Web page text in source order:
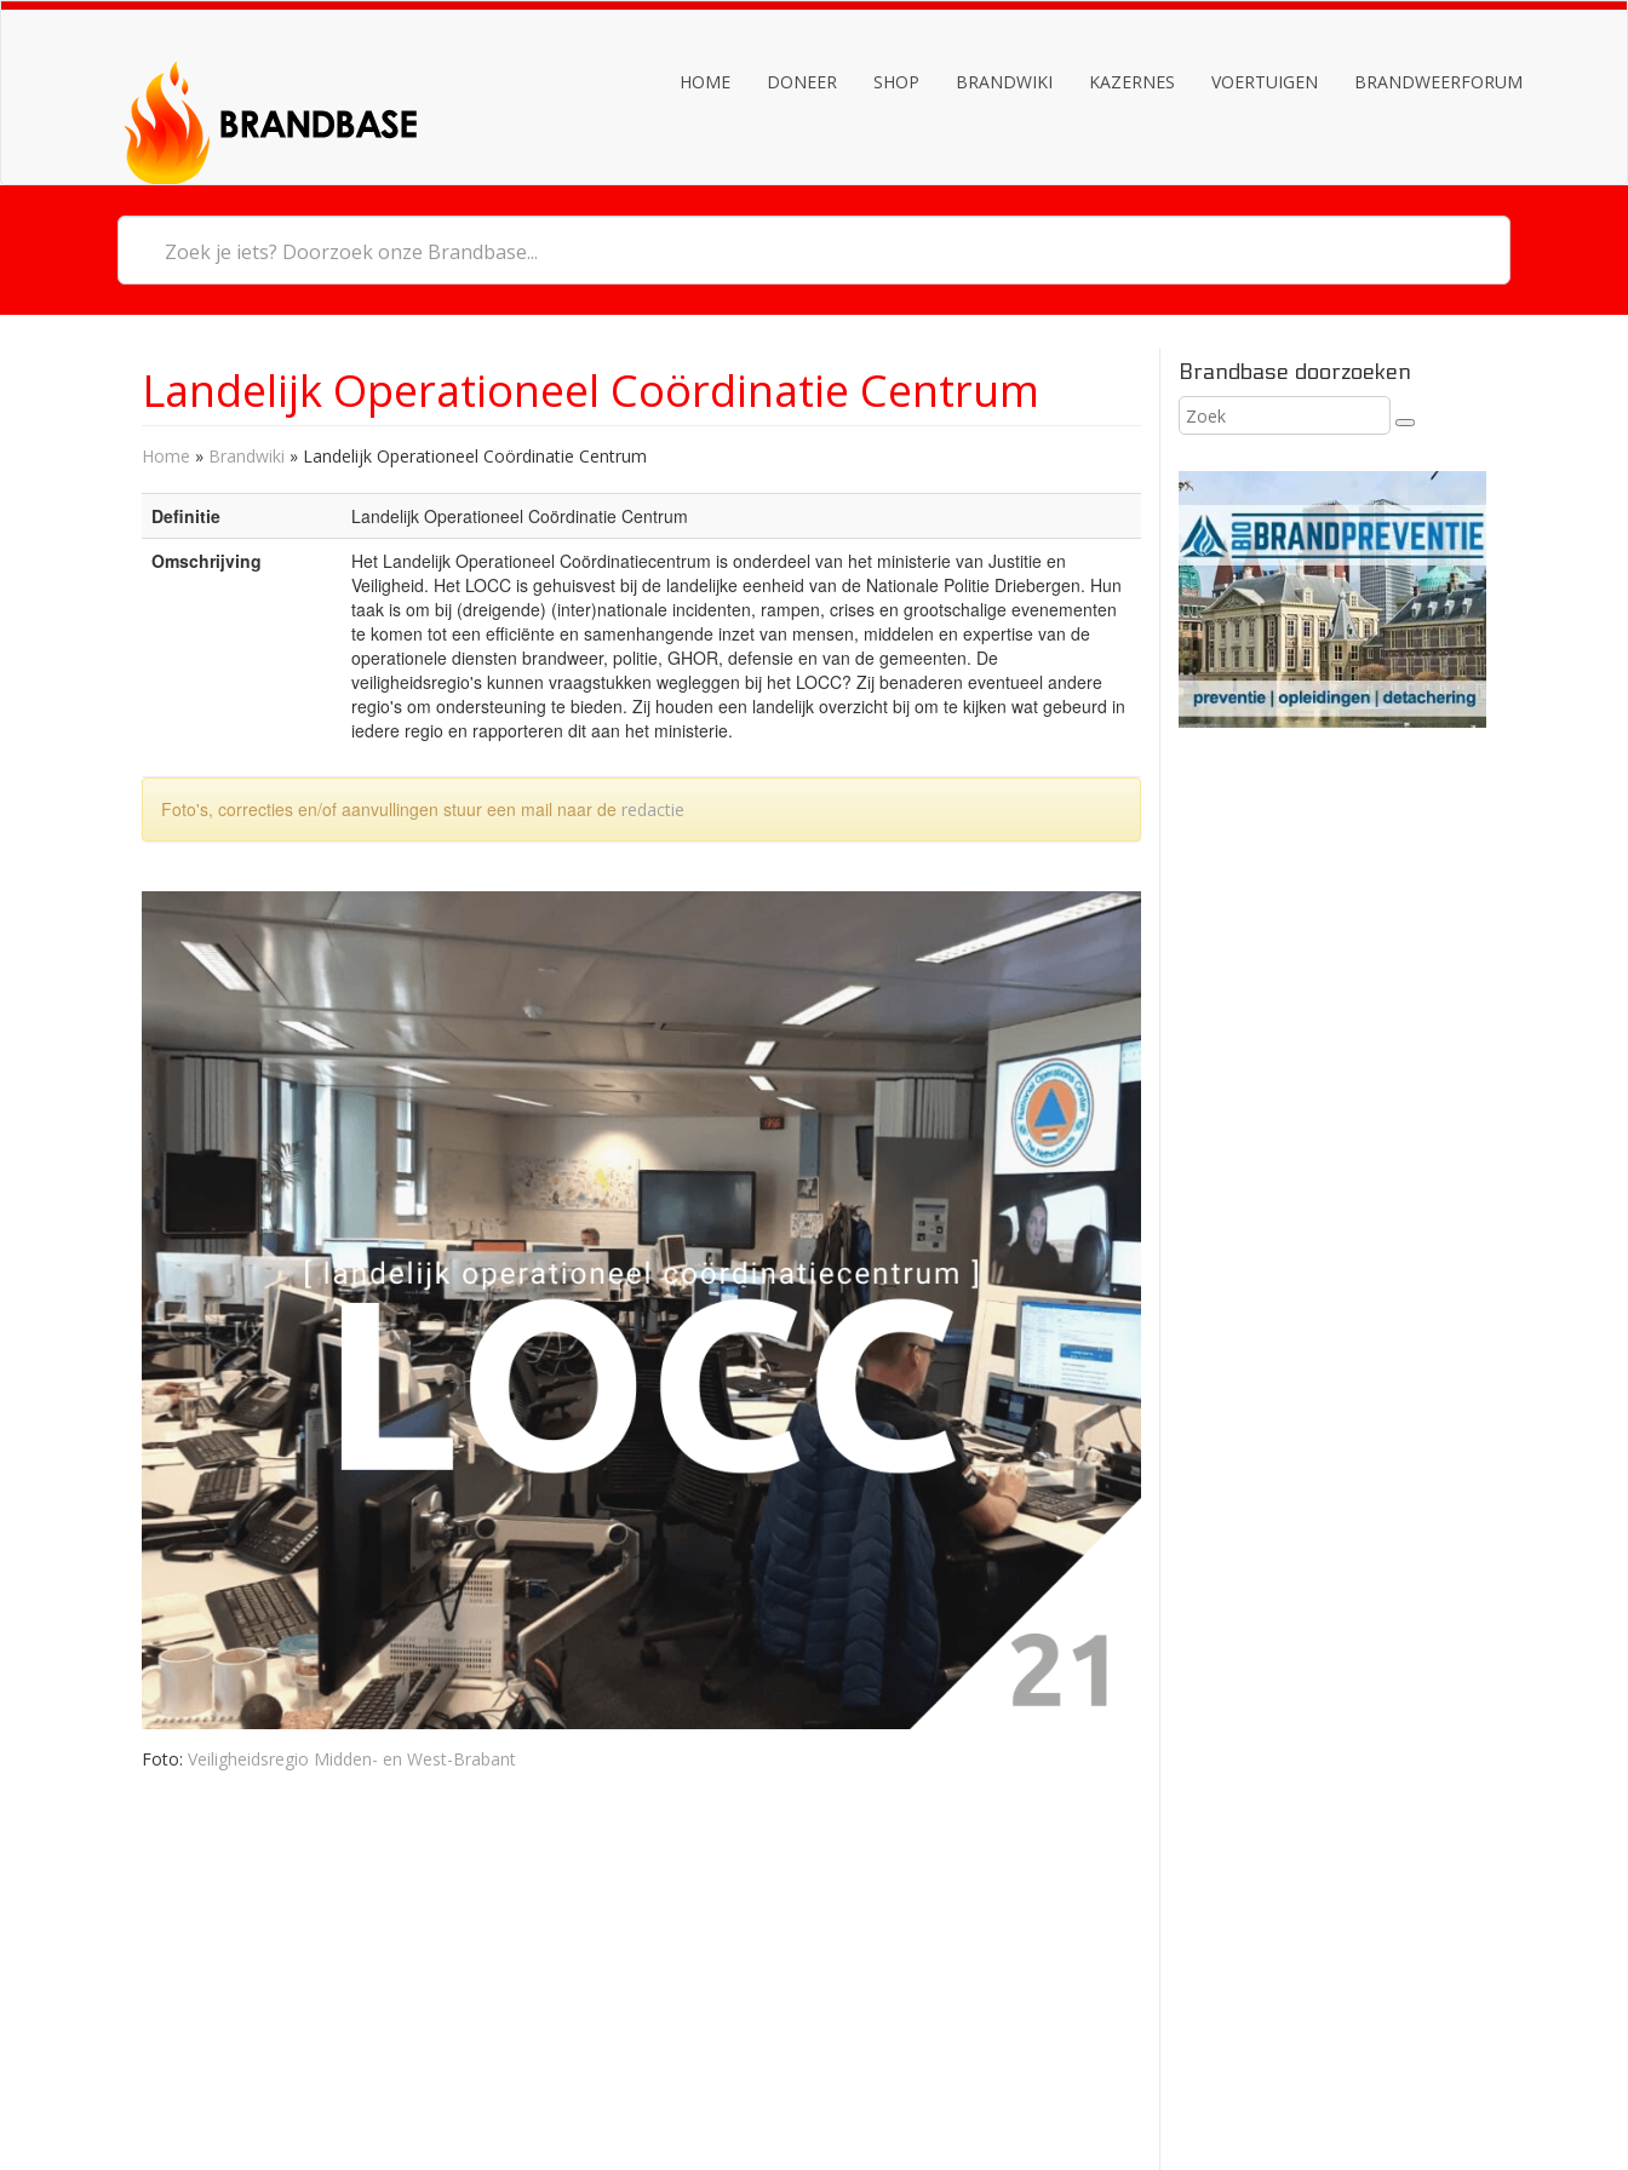
HOME DONEER SHOP BRANDWIKI KAZERNES VOERTUIGEN BRANDWEERFORUM
Landelijk Operationeel Coördinatie Centrum
Home » Brandwiki » Landelijk Operationeel Coördinatie Centrum
Definitie
Landelijk Operationeel Coördinatie Centrum
Omschrijving
Het Landelijk Operationeel Coördinatiecentrum is onderdeel van het ministerie van Justitie en
Veiligheid. Het LOCC is gehuisvest bij de landelijke eenheid van de Nationale Politie Driebergen. Hun
taak is om bij (dreigende) (inter)nationale incidenten, rampen, crises en grootschalige evenementen
te komen tot een efficiënte en samenhangende inzet van mensen, middelen en expertise van de
operationele diensten brandweer, politie, GHOR, defensie en van de gemeenten. De
veiligheidsregio's kunnen vraagstukken wegleggen bij het LOCC? Zij benaderen eventueel andere
regio's om ondersteuning te bieden. Zij houden een landelijk overzicht bij om te kijken wat gebeurd in
iedere regio en rapporteren dit aan het ministerie.
Foto's, correcties en/of aanvullingen stuur een mail naar de redactie
Foto: Veiligheidsregio Midden- en West-Brabant
Brandbase doorzoeken